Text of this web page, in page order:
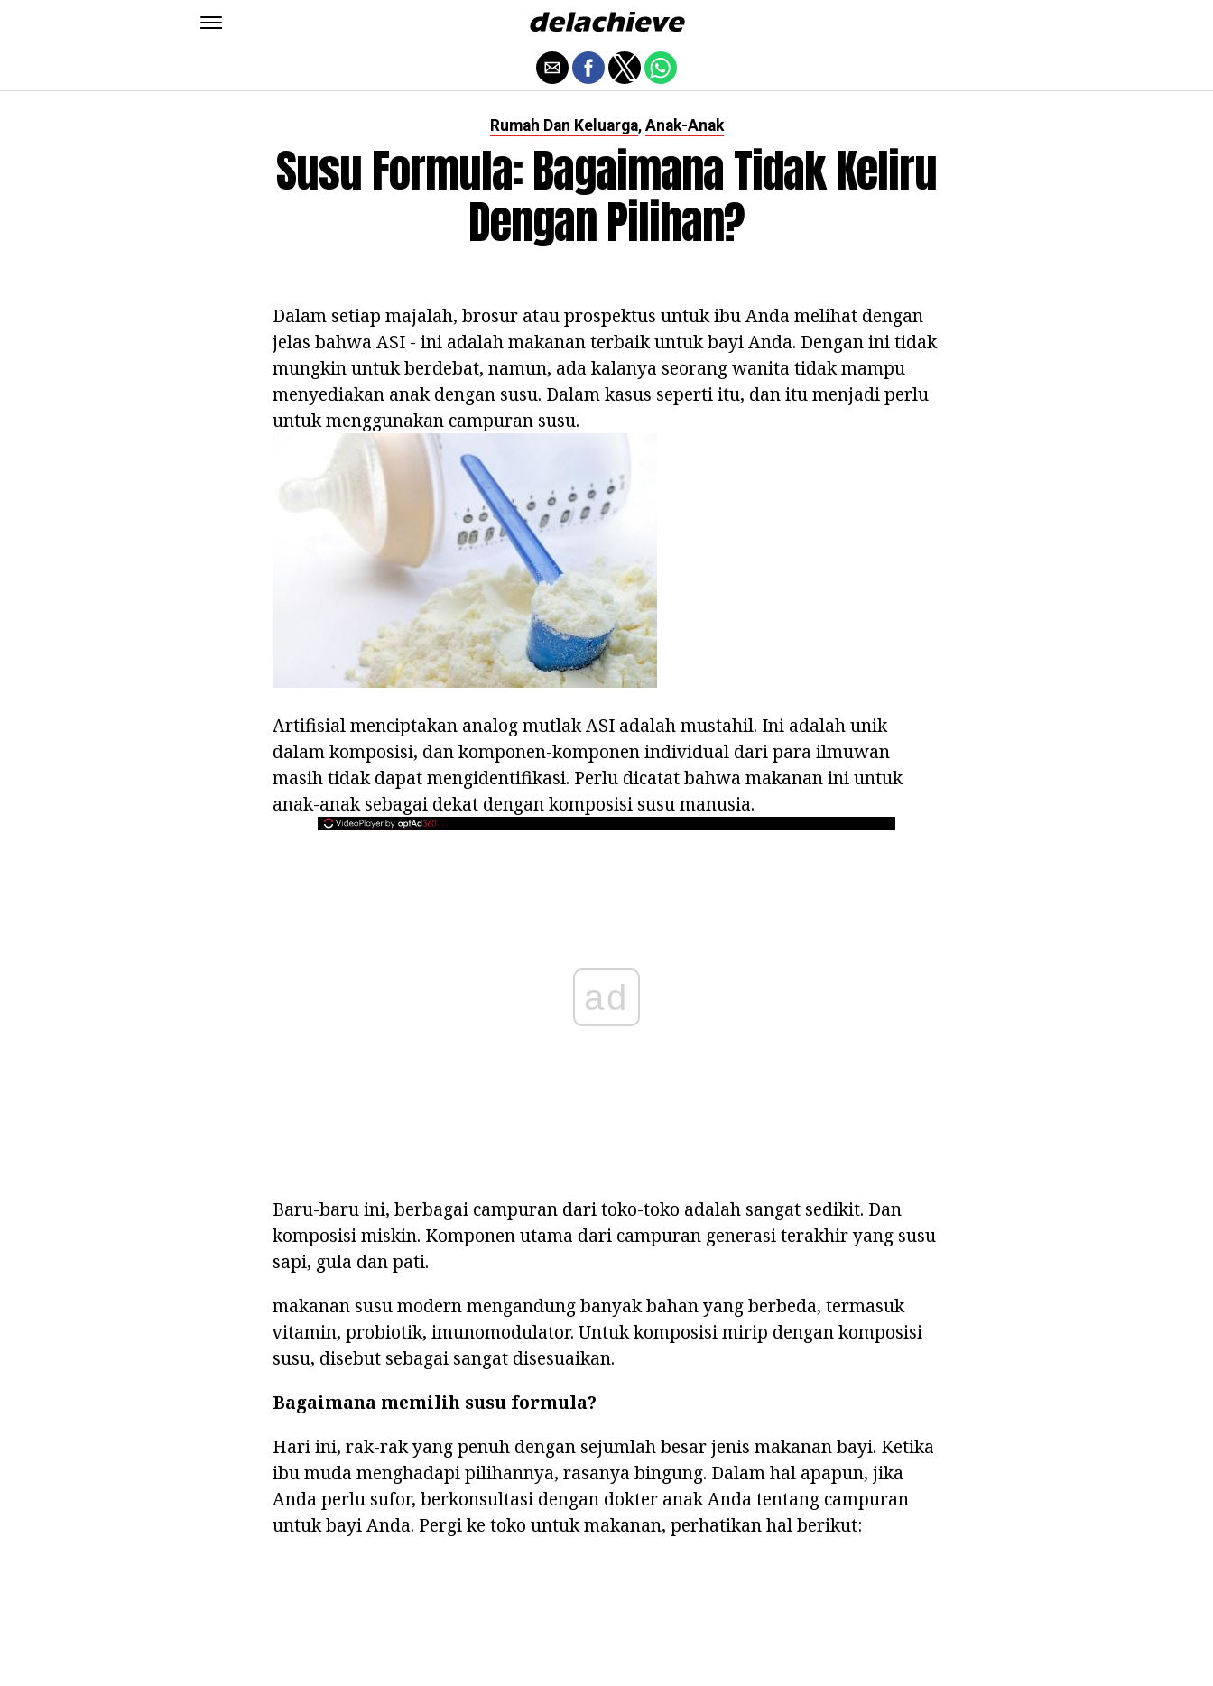
Rumah Dan Keluarga, Anak-Anak
Susu Formula: Bagaimana Tidak Keliru
Dengan Pilihan?
Dalam setiap majalah, brosur atau prospektus untuk ibu Anda melihat dengan
jelas bahwa ASI - ini adalah makanan terbaik untuk bayi Anda. Dengan ini tidak
mungkin untuk berdebat, namun, ada kalanya seorang wanita tidak mampu
menyediakan anak dengan susu. Dalam kasus seperti itu, dan itu menjadi perlu
untuk menggunakan campuran susu.
Artifisial menciptakan analog mutlak ASI adalah mustahil. Ini adalah unik
dalam komposisi, dan komponen-komponen individual dari para ilmuwan
masih tidak dapat mengidentifikasi. Perlu dicatat bahwa makanan ini untuk
anak-anak sebagai dekat dengan komposisi susu manusia.
ad
Baru-baru ini, berbagai campuran dari toko-toko adalah sangat sedikit. Dan
komposisi miskin. Komponen utama dari campuran generasi terakhir yang susu
sapi, gula dan pati.
makanan susu modern mengandung banyak bahan yang berbeda, termasuk
vitamin, probiotik, imunomodulator. Untuk komposisi mirip dengan komposisi
susu, disebut sebagai sangat disesuaikan.
Bagaimana memilih susu formula?
Hari ini, rak-rak yang penuh dengan sejumlah besar jenis makanan bayi. Ketika
ibu muda menghadapi pilihannya, rasanya bingung. Dalam hal apapun, jika
Anda perlu sufor, berkonsultasi dengan dokter anak Anda tentang campuran
untuk bayi Anda. Pergi ke toko untuk makanan, perhatikan hal berikut: